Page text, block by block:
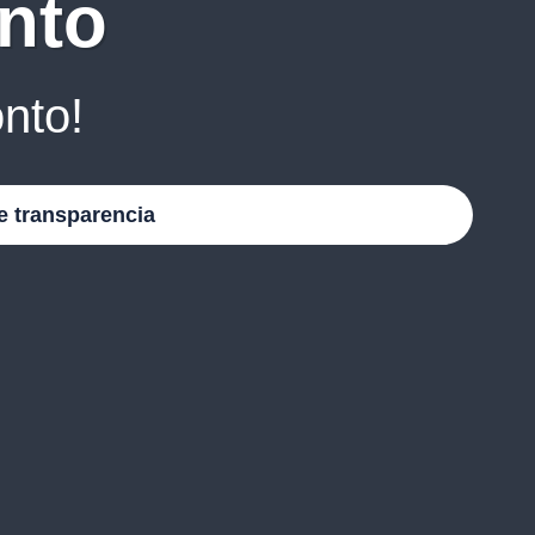
transparencia